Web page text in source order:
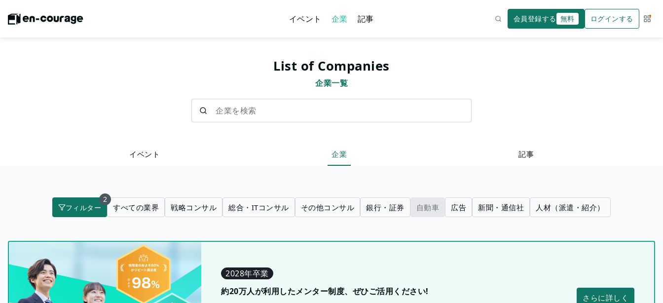
イベント 企業 記事 会員登録する 無料 ログインする サー
List of Companies
企業一覧
イベント 企業 記事
フィルター
2
すべての業界 戦略コンサル 総合・ITコンサル その他コンサル 銀行・証券 自動車 広告 新聞・通信社 人材（派遣・紹介）
2028年卒業
約20万人が利用したメンター制度、ぜひご活用ください!
さらに詳しく